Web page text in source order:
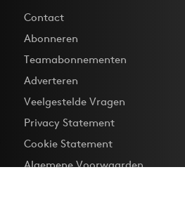
Contact
Abonneren
Teamabonnementen
Adverteren
Veelgestelde Vragen
Privacy Statement
Cookie Statement
Algemene Voorwaarden